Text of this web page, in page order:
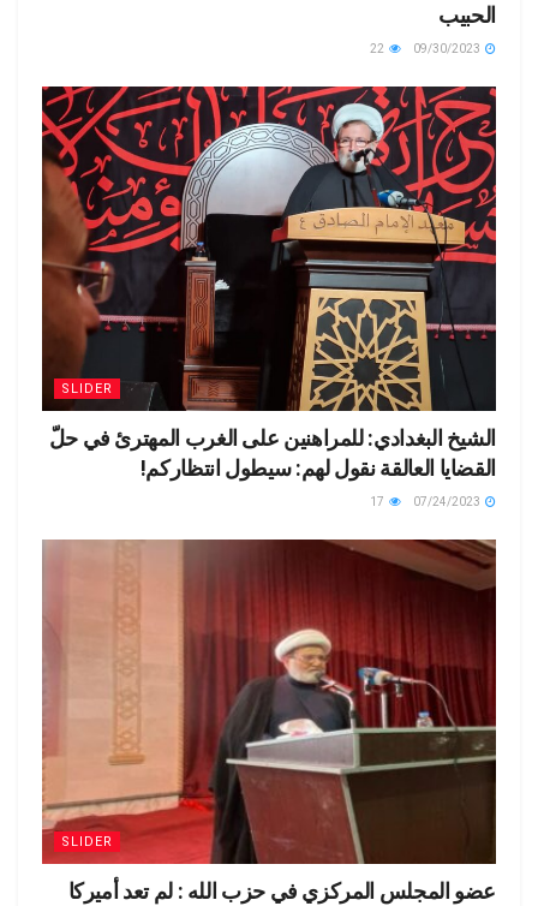
الحبيب
SLIDER
الشيخ البغدادي: للمراهنين على الغرب المهترئ في حلّ
القضايا العالقة نقول لهم: سيطول انتظاركم!
SLIDER
عضو المجلس المركزي في حزب الله : لم تعد أميركا